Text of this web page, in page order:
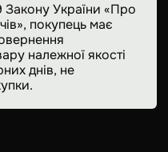
Закону України «Про
покупець має
належної якості
днів, не